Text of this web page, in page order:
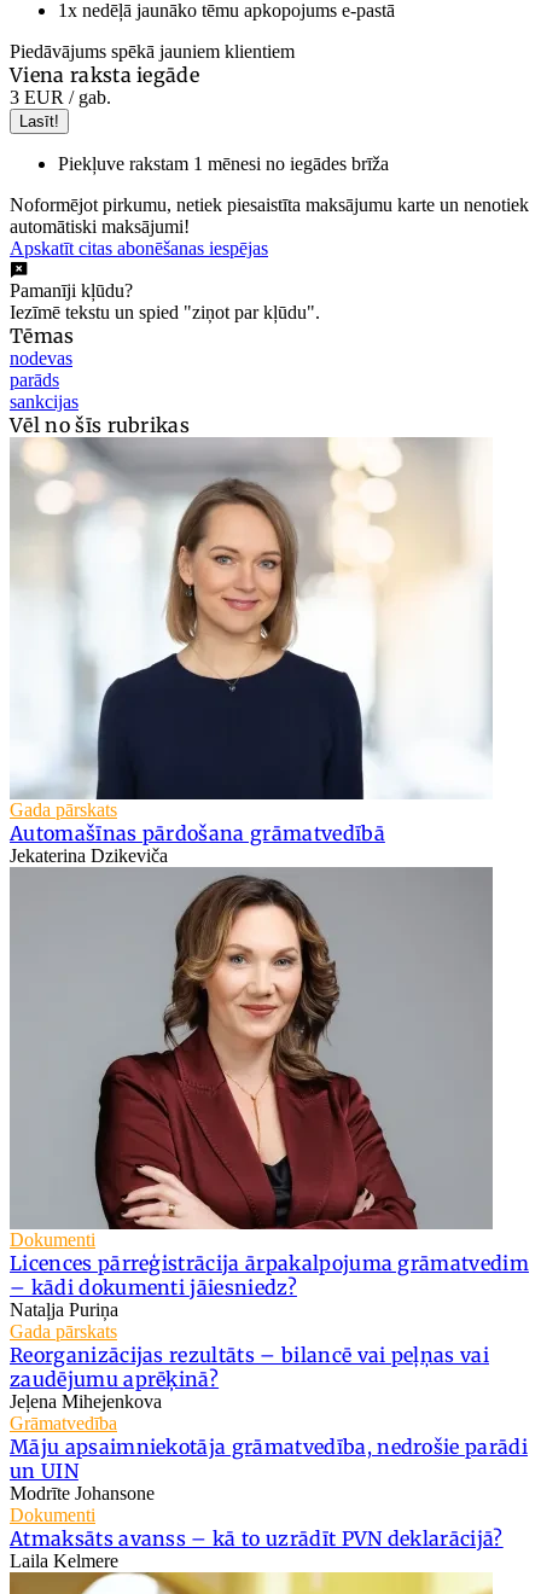
1x nedēļā jaunāko tēmu apkopojums e-pastā
Piedāvājums spēkā jauniem klientiem
Viena raksta iegāde
3 EUR / gab.
Lasīt!
Piekļuve rakstam 1 mēnesi no iegādes brīža
Noformējot pirkumu, netiek piesaistīta maksājumu karte un nenotiek
automātiski maksājumi!
Apskatīt citas abonēšanas iespējas
Pamanīji kļūdu?
Iezīmē tekstu un spied "ziņot par kļūdu".
Tēmas
nodevas
parāds
sankcijas
Vēl no šīs rubrikas
Gada pārskats
Automašīnas pārdošana grāmatvedībā
Jekaterina Dzikeviča
Dokumenti
Licences pārreģistrācija ārpakalpojuma grāmatvedim
– kādi dokumenti jāiesniedz?
Nataļja Puriņa
Gada pārskats
Reorganizācijas rezultāts – bilancē vai peļņas vai
zaudējumu aprēķinā?
Jeļena Mihejenkova
Grāmatvedība
Māju apsaimniekotāja grāmatvedība, nedrošie parādi
un UIN
Modrīte Johansone
Dokumenti
Atmaksāts avanss – kā to uzrādīt PVN deklarācijā?
Laila Kelmere